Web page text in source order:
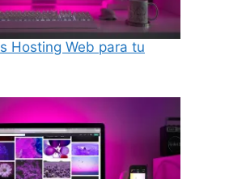
Hosting Web para tu